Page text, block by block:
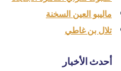
ماليبو العين السخنة
تلال بن غاطي
أحدث الأخبار